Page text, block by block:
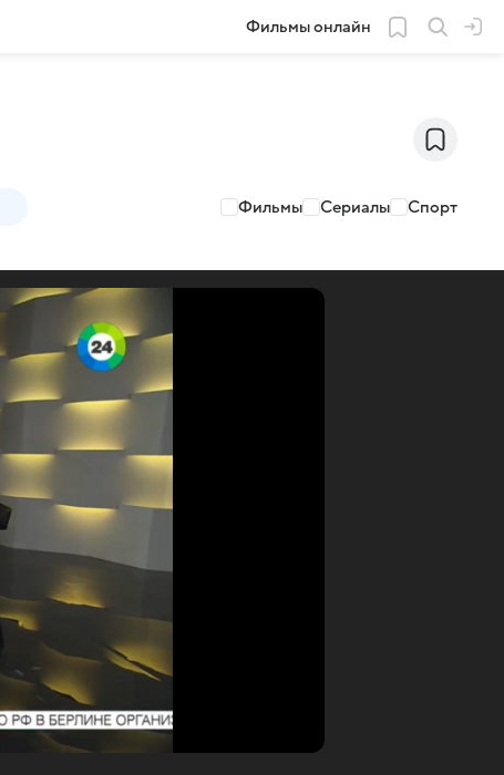
Фильмы онлайн
Фильмы Сериалы Спорт